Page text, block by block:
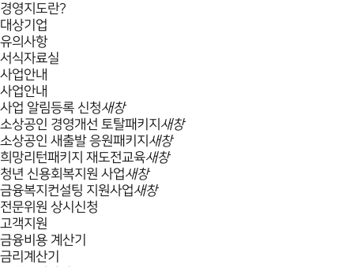
경영지도란?
대상기업
유의사항
서식자료실
사업안내
사업안내
사업 알림등록 신청새창
소상공인 경영개선 토탈패키지 새창
소상공인 새출발 응원패키지 새창
희망리턴패키지 재도전교육새창
청년 신용회복지원 사업새창
금융복지컨설팅 지원사업새창
전문위원 상시신청
고객지원
금융비용 계산기
금리계산기